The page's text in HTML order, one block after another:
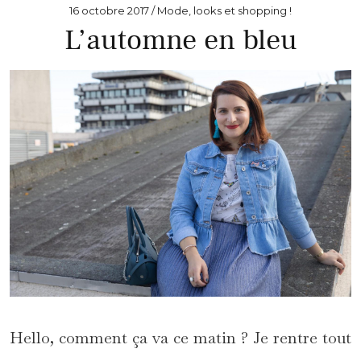
16 octobre 2017 Mode, looks et shopping !
L’automne en bleu
Hello, comment ça va ce matin ? Je rentre tout